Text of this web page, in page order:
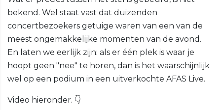
bekend. Wel staat vast dat duizenden
concertbezoekers getuige waren van een van de
meest ongemakkelijke momenten van de avond.
En laten we eerlijk zijn: als er één plek is waar je
hoopt geen "nee" te horen, dan is het waarschijnlijk
wel op een podium in een uitverkochte AFAS Live.
Video hieronder. 👇